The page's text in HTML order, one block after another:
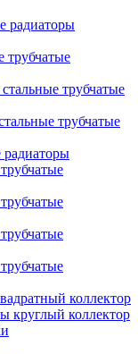
радиаторы
трубчатые
трубчатые
трубчатые
радиаторы
коллектор
круглый коллектор